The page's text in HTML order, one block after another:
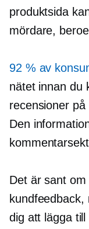
produktsida
mördare,
92 % av
nätet innan du
recensioner
Den
Det är sant
dig att lägga